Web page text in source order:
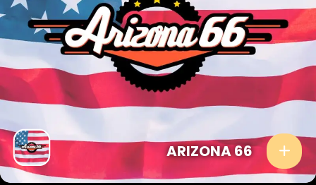
ARIZONA 66